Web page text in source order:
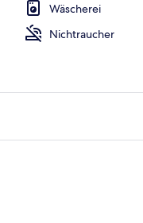
Wäscherei
Nichtraucher